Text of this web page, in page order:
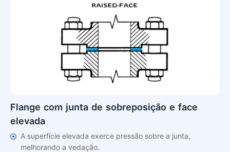
Flange com junta de sobreposição e face
elevada
A superfície elevada exerce pressão sobre a junta,
melhorando a vedação.